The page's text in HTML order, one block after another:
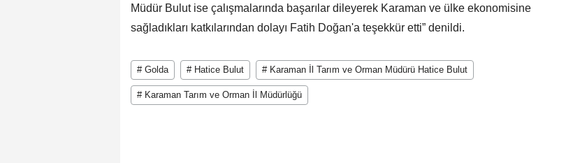
Müdür Bulut ise çalışmalarında başarılar dileyerek Karaman ve ülke ekonomisine
sağladıkları katkılarından dolayı Fatih Doğan'a teşekkür etti” denildi.
# Golda # Hatice Bulut # Karaman İl Tarım ve Orman Müdürü Hatice Bulut
# Karaman Tarım ve Orman İl Müdürlüğü